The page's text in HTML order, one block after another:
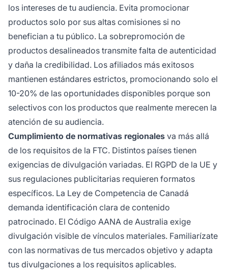
los intereses de tu audiencia. Evita promocionar
productos solo por sus altas comisiones si no
benefician a tu público. La sobrepromoción de
productos desalineados transmite falta de autenticidad
y daña la credibilidad. Los afiliados más exitosos
mantienen estándares estrictos, promocionando solo el
10-20% de las oportunidades disponibles porque son
selectivos con los productos que realmente merecen la
atención de su audiencia.
Cumplimiento de normativas regionales va más allá
de los requisitos de la FTC. Distintos países tienen
exigencias de divulgación variadas. El RGPD de la UE y
sus regulaciones publicitarias requieren formatos
específicos. La Ley de Competencia de Canadá
demanda identificación clara de contenido
patrocinado. El Código AANA de Australia exige
divulgación visible de vínculos materiales. Familiarízate
con las normativas de tus mercados objetivo y adapta
tus divulgaciones a los requisitos aplicables.